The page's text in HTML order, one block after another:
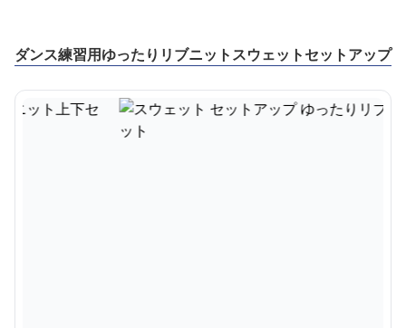
ダンス練習用ゆったりリブニットスウェットセットアップ